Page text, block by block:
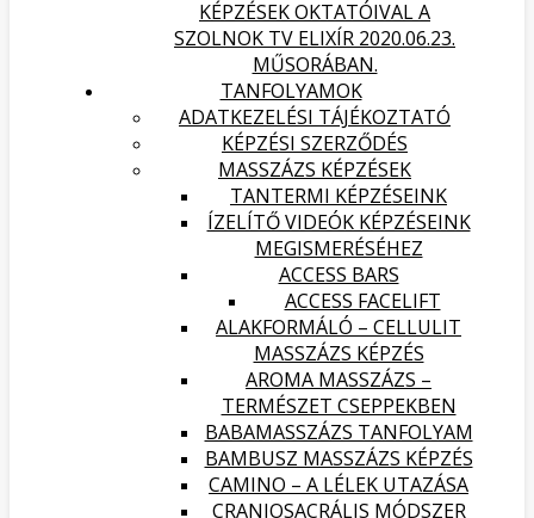
KÉPZÉSEK OKTATÓIVAL A
SZOLNOK TV ELIXÍR 2020.06.23.
MŰSORÁBAN.
TANFOLYAMOK
ADATKEZELÉSI TÁJÉKOZTATÓ
KÉPZÉSI SZERZŐDÉS
MASSZÁZS KÉPZÉSEK
TANTERMI KÉPZÉSEINK
ÍZELÍTŐ VIDEÓK KÉPZÉSEINK
MEGISMERÉSÉHEZ
ACCESS BARS
ACCESS FACELIFT
ALAKFORMÁLÓ – CELLULIT
MASSZÁZS KÉPZÉS
AROMA MASSZÁZS –
TERMÉSZET CSEPPEKBEN
BABAMASSZÁZS TANFOLYAM
BAMBUSZ MASSZÁZS KÉPZÉS
CAMINO – A LÉLEK UTAZÁSA
CRANIOSACRÁLIS MÓDSZER